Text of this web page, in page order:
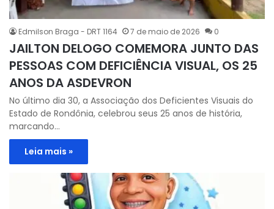
Edmilson Braga - DRT 1164 7 de maio de 2026 0
JAILTON DELOGO COMEMORA JUNTO DAS
PESSOAS COM DEFICIÊNCIA VISUAL, OS 25
ANOS DA ASDEVRON
No último dia 30, a Associação dos Deficientes Visuais do
Estado de Rondônia, celebrou seus 25 anos de história,
marcando…
Leia mais »